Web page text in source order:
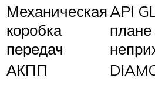
Механическая
коробка
передач
API
АКПП